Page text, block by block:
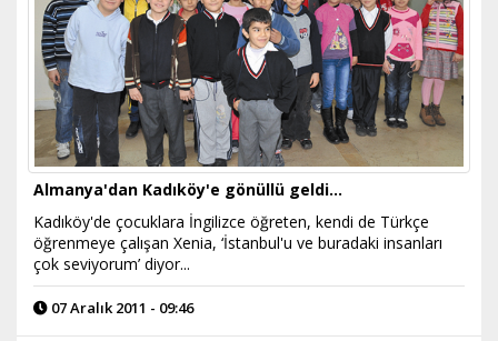
Almanya'dan Kadıköy'e gönüllü geldi...
Kadıköy'de çocuklara İngilizce öğreten, kendi de Türkçe
öğrenmeye çalışan Xenia, ‘İstanbul'u ve buradaki insanları
çok seviyorum’ diyor...
07 Aralık 2011 - 09:46